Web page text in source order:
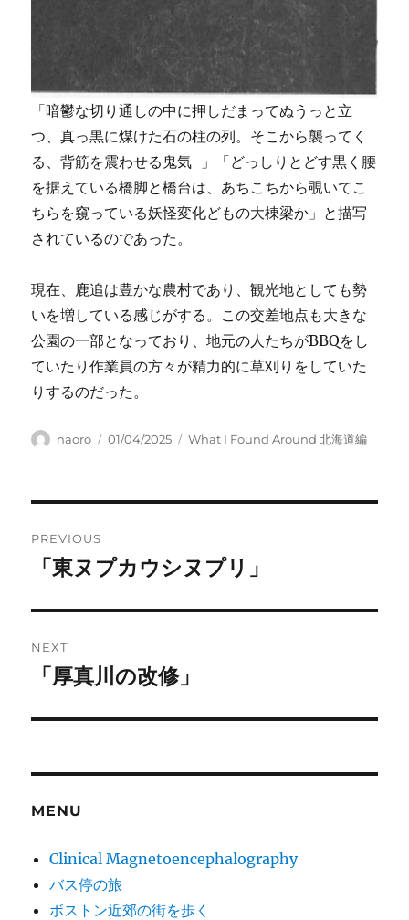
「暗鬱な切り通しの中に押しだまってぬうっと立
つ、真っ黒に煤けた石の柱の列。そこから襲ってく
る、背筋を震わせる鬼気-」「どっしりとどす黒く腰
を据えている橋脚と橋台は、あちこちから覗いてこ
ちらを窺っている妖怪変化どもの大棟梁か」と描写
されているのであった。
現在、鹿追は豊かな農村であり、観光地としても勢
いを増している感じがする。この交差地点も大きな
公園の一部となっており、地元の人たちがBBQをし
ていたり作業員の方々が精力的に草刈りをしていた
りするのだった。
Author
naoro
Posted
01/04/2025 Categories
What I Found Around 北海道編
navigation
PREVIOUS
Previous
「東ヌプカウシヌプリ」
NEXT
Next
「厚真川の改修」
MENU
Clinical Magnetoencephalography
バス停の旅
ボストン近郊の街を歩く